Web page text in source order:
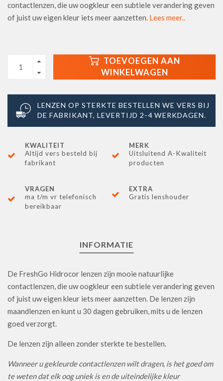
contactlenzen, die uw oogkleur een subtiele verandering geven
of juist uw eigen kleur iets meer aanzetten. Lees meer..
TOEVOEGEN AAN
WINKELWAGEN
LENZEN OP STERKTE BESTELLEN WE VERS BIJ
DE FABRIKANT, LEVERTIJD 2-4 WERKDAGEN.
KWALITEIT
Altijd vers besteld bij
fabrikant
MERK
Uitsluitend A-Kwaliteit
producten
VRAGEN
ma t/m vr telefonisch
bereikbaar
EXTRA
Gratis lenshouder
INFORMATIE
De FreshGo Hidrocor lenzen zijn mooie natuurlijke
contactlenzen, die uw oogkleur een subtiele verandering geven
of juist uw eigen kleur iets meer aanzetten. De lenzen zijn
maandlenzen en kunt u 30 dagen gebruiken, mits u de lenzen
goed verzorgt.
De lenzen zijn alleen zonder sterkte te bestellen.
Wanneer u gekleurde contactlenzen wilt dragen, is het goed om
te weten dat elk oog uniek is en de uiteindelijke kleur